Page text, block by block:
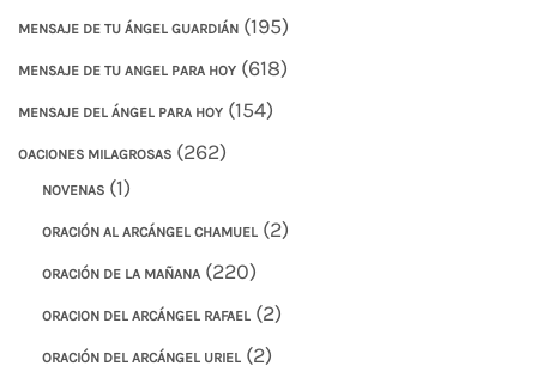
MENSAJE DE TU ÁNGEL GUARDIÁN (195)
MENSAJE DE TU ANGEL PARA HOY (618)
MENSAJE DEL ÁNGEL PARA HOY (154)
OACIONES MILAGROSAS (262)
NOVENAS (1)
ORACIÓN AL ARCÁNGEL CHAMUEL (2)
ORACIÓN DE LA MAÑANA (220)
ORACION DEL ARCÁNGEL RAFAEL (2)
ORACIÓN DEL ARCÁNGEL URIEL (2)